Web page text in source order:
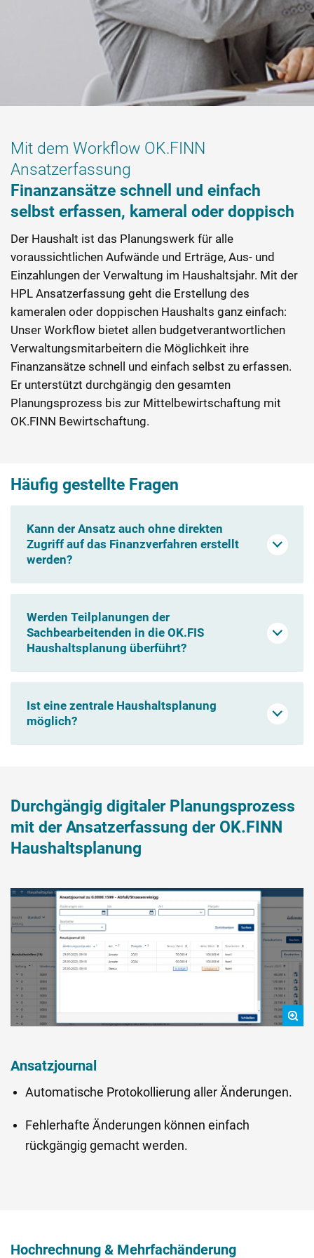
Mit dem Workflow OK.FINN
Ansatzerfassung
Finanzansätze schnell und einfach
selbst erfassen, kameral oder doppisch
Der Haushalt ist das Planungswerk für alle
voraussichtlichen Aufwände und Erträge, Aus- und
Einzahlungen der Verwaltung im Haushaltsjahr. Mit der
HPL Ansatzerfassung geht die Erstellung des
kameralen oder doppischen Haushalts ganz einfach:
Unser Workflow bietet allen budgetverantwortlichen
Verwaltungsmitarbeitern die Möglichkeit ihre
Finanzansätze schnell und einfach selbst zu erfassen.
Er unterstützt durchgängig den gesamten
Planungsprozess bis zur Mittelbewirtschaftung mit
OK.FINN Bewirtschaftung.
Häufig gestellte Fragen
Kann der Ansatz auch ohne direkten
Zugriff auf das Finanzverfahren erstellt
werden?
Werden Teilplanungen der
Sachbearbeitenden in die OK.FIS
Haushaltsplanung überführt?
Ist eine zentrale Haushaltsplanung
möglich?
Durchgängig digitaler Planungsprozess
mit der Ansatzerfassung der OK.FINN
Haushaltsplanung
Ansatzjournal
Automatische Protokollierung aller Änderungen.
Fehlerhafte Änderungen können einfach
rückgängig gemacht werden.
Hochrechnung & Mehrfachänderung